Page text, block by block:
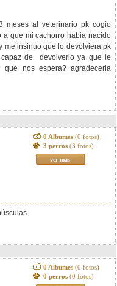
meses al veterinario pk cogio
que mi cachorro habia nacido
me insinuo que lo devolviera pk
de devolverlo ya que le
nos espera? agradeceria
0 Albumes (0 fotos)
3 perros (3 fotos)
ver mas
0 Albumes (0 fotos)
0 perros (0 fotos)